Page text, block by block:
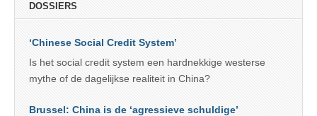
DOSSIERS
‘Chinese Social Credit System’
Is het social credit system een hardnekkige westerse
mythe of de dagelijkse realiteit in China?
Brussel: China is de ‘agressieve schuldige’